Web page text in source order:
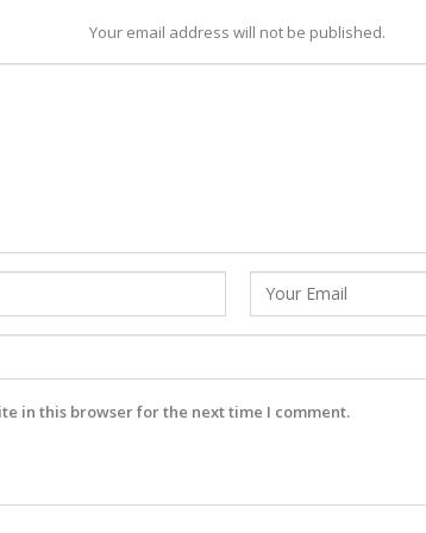
Your email address will not be published.
in this browser for the next time I comment.